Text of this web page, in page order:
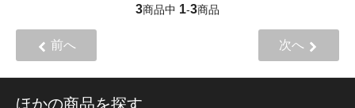
3商品中 1-3商品
前へ 次へ
ほかの商品を探す